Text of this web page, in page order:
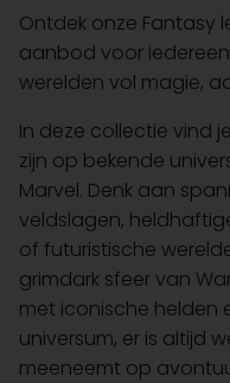
Ontdek onze Fantasy
aanbod voor
werelden vol magie,
In deze collectie vind
zijn op bekende
Marvel. Denk aan
veldslagen,
of futuristische
grimdark sfeer van
met iconische helden
universum, er is altijd
meeneemt op